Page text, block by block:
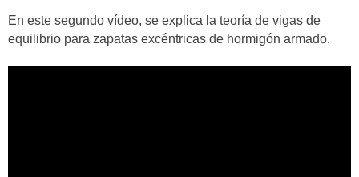
En este segundo vídeo, se explica la teoría de vigas de
equilibrio para zapatas excéntricas de hormigón armado.